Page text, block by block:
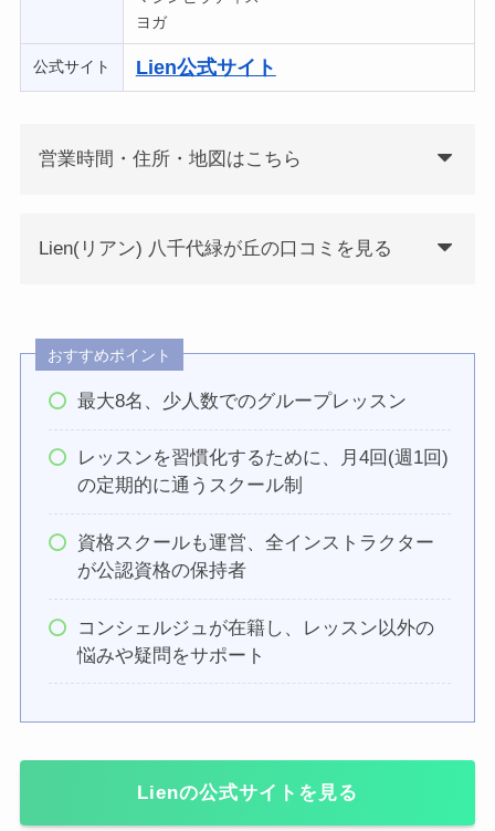
ヨガ
公式サイト Lien公式サイト
営業時間・住所・地図はこちら
Lien(リアン) 八千代緑が丘の口コミを見る
おすすめポイント
最大8名、少人数でのグループレッスン
レッスンを習慣化するために、月4回(週1回)
の定期的に通うスクール制
資格スクールも運営、全インストラクター
が公認資格の保持者
コンシェルジュが在籍し、レッスン以外の
悩みや疑問をサポート
Lienの公式サイトを見る